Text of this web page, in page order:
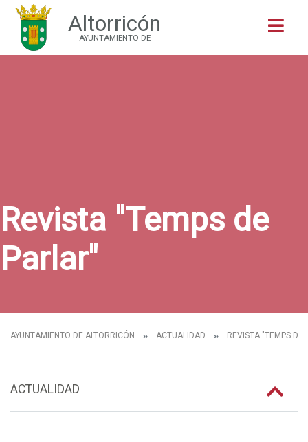
Altorricón
AYUNTAMIENTO DE
Revista "Temps de
Parlar"
AYUNTAMIENTO DE ALTORRICÓN ACTUALIDAD REVISTA "TEMPS DE
ACTUALIDAD